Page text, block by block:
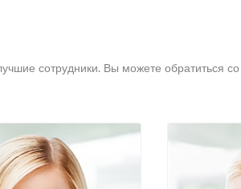
сотрудники. Вы можете обратиться